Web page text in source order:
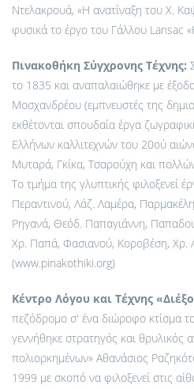
Ντελακρουά, «Η ανατίναξη του Χ.
φυσικά το έργο του Γάλλου Lansac
Πινακοθήκη Σύγχρονης Τέχνης:
το 1835 και αναπαλαιώθηκε με
Μοσχανδρέου (εμπνευστές της
εκθέτονται σπουδαία έργα
Ελλήνων καλλιτεχνών του 20ού
Μυταρά, Γκίκα, Τσαρούχη και
Το τμήμα της γλυπτικής φιλοξενεί
Περαντινού, Λάζ. Λαμέρα,
Ρηγανά, Θεόδ. Παπαγιάννη,
Χρ. Παπά, Φασιανού, Κοροβέση, Χρ.
(www.pinakothiki.org)
Κέντρο Λόγου και Τέχνης
πεζόδρομο σ' ένα διώροφο κτίσμα
γεννήθηκε στρατηγός και θρυλικός
πολιορκημένων» Αθανάσιος
1999 με σκοπό να φιλοξενεί στις